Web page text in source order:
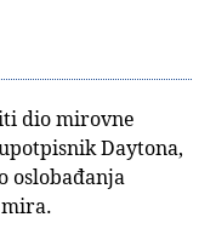
dio mirovne
Daytona,
oslobađanja